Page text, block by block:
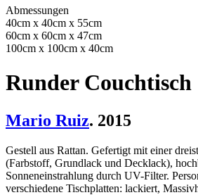
Abmessungen
40cm x 40cm x 55cm
60cm x 60cm x 47cm
100cm x 100cm x 40cm
Runder Couchtisch
Mario Ruiz. 2015
Gestell aus Rattan. Gefertigt mit einer
(Farbstoff, Grundlack und Decklack),
Sonneneinstrahlung durch UV-Filter.
verschiedene Tischplatten: lackiert,